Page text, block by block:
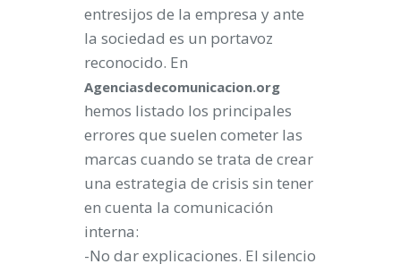
entresijos de la empresa y ante
la sociedad es un portavoz
reconocido. En
Agenciasdecomunicacion.org
hemos listado los principales
errores que suelen cometer las
marcas cuando se trata de crear
una estrategia de crisis sin tener
en cuenta la comunicación
interna:
-No dar explicaciones. El silencio